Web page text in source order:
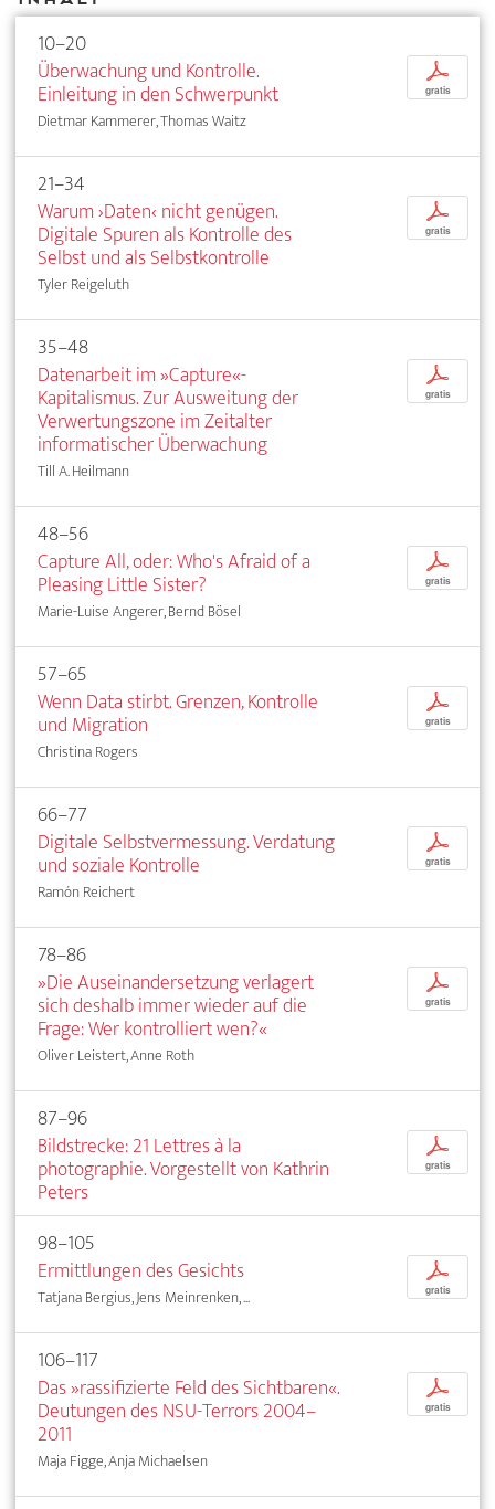
10–20
Überwachung und Kontrolle.
Einleitung in den Schwerpunkt
Dietmar Kammerer, Thomas Waitz
p
gratis
21–34
Warum ›Daten‹ nicht genügen.
Digitale Spuren als Kontrolle des
Selbst und als Selbstkontrolle
Tyler Reigeluth
p
gratis
35–48
Datenarbeit im »Capture«-
Kapitalismus. Zur Ausweitung der
Verwertungszone im Zeitalter
informatischer Überwachung
Till A. Heilmann
p
gratis
48–56
Capture All, oder: Who's Afraid of a
Pleasing Little Sister?
Marie-Luise Angerer, Bernd Bösel
p
gratis
57–65
Wenn Data stirbt. Grenzen, Kontrolle
und Migration
Christina Rogers
p
gratis
66–77
Digitale Selbstvermessung. Verdatung
und soziale Kontrolle
Ramón Reichert
p
gratis
78–86
»Die Auseinandersetzung verlagert
sich deshalb immer wieder auf die
Frage: Wer kontrolliert wen?«
Oliver Leistert, Anne Roth
p
gratis
87–96
Bildstrecke: 21 Lettres à la
photographie. Vorgestellt von Kathrin
Peters
p
gratis
98–105
Ermittlungen des Gesichts
Tatjana Bergius, Jens Meinrenken, ...
p
gratis
106–117
Das »rassifizierte Feld des Sichtbaren«.
Deutungen des NSU-Terrors 2004–
2011
Maja Figge, Anja Michaelsen
p
gratis